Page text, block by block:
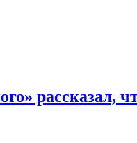
рассказал,